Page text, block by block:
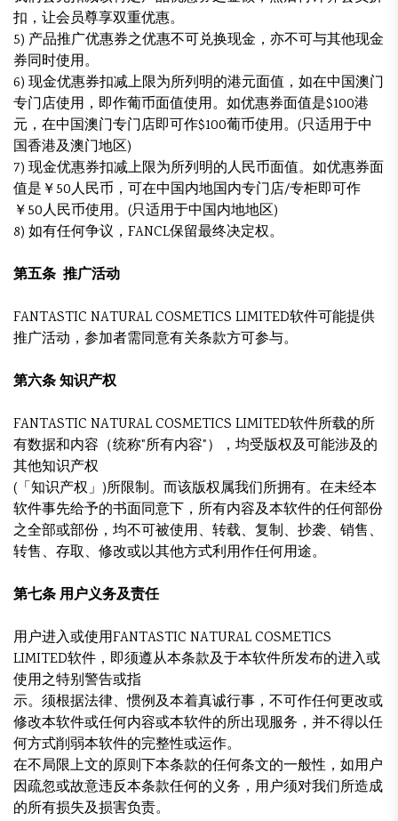
扣，让会员尊享双重优惠。
5) 产品推广优惠券之优惠不可兑换现金，亦不可与其他现金
券同时使用。
6) 现金优惠券扣减上限为所列明的港元面值，如在中国澳门
专门店使用，即作葡币面值使用。如优惠券面值是$100港
元，在中国澳门专门店即可作$100葡币使用。(只适用于中
国香港及澳门地区)
7) 现金优惠券扣减上限为所列明的人民币面值。如优惠券面
值是￥50人民币，可在中国内地国内专门店/专柜即可作
￥50人民币使用。(只适用于中国内地地区)
8) 如有任何争议，FANCL保留最终决定权。
第五条 推广活动
FANTASTIC NATURAL COSMETICS LIMITED软件可能提供
推广活动，参加者需同意有关条款方可参与。
第六条 知识产权
FANTASTIC NATURAL COSMETICS LIMITED软件所载的所
有数据和内容（统称"所有内容"），均受版权及可能涉及的
其他知识产权
(「知识产权」)所限制。而该版权属我们所拥有。在未经本
软件事先给予的书面同意下，所有内容及本软件的任何部份
之全部或部份，均不可被使用、转载、复制、抄袭、销售、
转售、存取、修改或以其他方式利用作任何用途。
第七条 用户义务及责任
用户进入或使用FANTASTIC NATURAL COSMETICS
LIMITED软件，即须遵从本条款及于本软件所发布的进入或
使用之特别警告或指
示。须根据法律、惯例及本着真诚行事，不可作任何更改或
修改本软件或任何内容或本软件的所出现服务，并不得以任
何方式削弱本软件的完整性或运作。
在不局限上文的原则下本条款的任何条文的一般性，如用户
因疏忽或故意违反本条款任何的义务，用户须对我们所造成
的所有损失及损害负责。